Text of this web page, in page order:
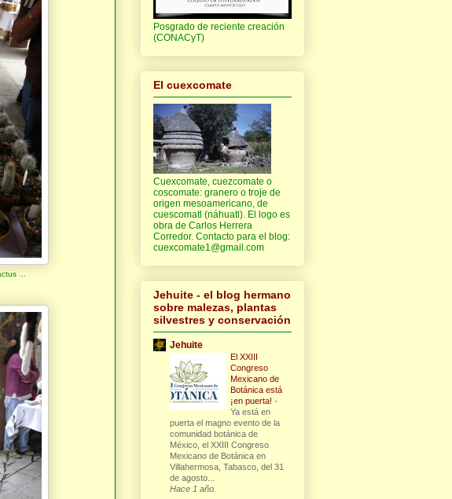
...
Posgrado de reciente creación
(CONACyT)
El cuexcomate
Cuexcomate, cuezcomate o
coscomate: granero o troje de
origen mesoamericano, de
cuescomatl (náhuatl). El logo es
obra de Carlos Herrera
Corredor. Contacto para el blog:
cuexcomate1@gmail.com
Jehuite - el blog hermano
sobre malezas, plantas
silvestres y conservación
Jehuite
El XXIII
Congreso
Mexicano de
Botánica está
¡en puerta! -
Ya está en
puerta el magno evento de la
comunidad botánica de
México, el XXIII Congreso
Mexicano de Botánica en
Villahermosa, Tabasco, del 31
de agosto...
Hace 1 año.